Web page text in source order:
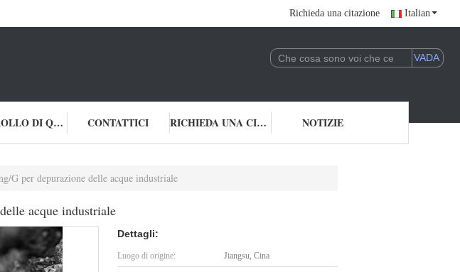
Richieda una citazione Italian
CONTROLLO DI QUALITÀ CONTATTICI RICHIEDA UNA CITAZIONE NOTIZIE
G per depurazione delle acque industriale
acque industriale
Dettagli:
Luogo di origine: Jiangsu, Cina